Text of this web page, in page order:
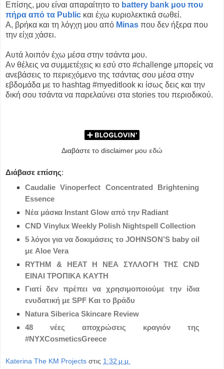
Επίσης, μου είναι απαραίτητο το battery bank μου που
πήρα από τα Public και έχω κυριολεκτικά σωθεί.
Α, βρήκα και τη λόγχη μου από Minas που δεν ήξερα που
την είχα χάσει.
Αυτά λοιπόν έχω μέσα στην τσάντα μου.
Αν θέλεις να συμμετέχεις κι εσύ στο #challenge μπορείς να
ανεβάσεις το περιεχόμενο της τσάντας σου μέσα στην
εβδομάδα με το hashtag #myeditlook κι ίσως δεις και την
δική σου τσάντα να παρελαύνει στα stories του περιοδικού.
Διαβάστε το disclaimer μου εδώ
Διάβασε επίσης:
Caudalie Vinoperfect Concentrated Brightening
Essence
Νέα μάσκα Instant Glow από την Radiant
CND Vinylux Weekly Polish Nightspell Collection
5 λόγοι για να δοκιμάσεις το JOHNSON’S baby oil
με Aloe Vera
RYTHM & HEAT Η ΝΕΑ ΣΥΛΛΟΓΗ ΤΗΣ CND
ΕΙΝΑΙ ΤΡΟΠΙΚΑ ΚΑΥΤΗ
Γιατί δεν πρέπει να χρησιμοποιούμε την ίδια
ενυδατική με SPF Και το βράδυ
Natura Siberica Skincare Review
48 νέες αποχρώσεις κραγιόν της
#NYXCosmeticsGreece
Katerina The KM Projects στις 1:32 μ.μ.